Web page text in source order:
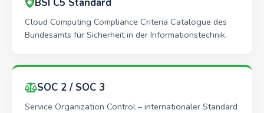
Cloud Computing Compliance Criteria Catalogue des
Bundesamts für Sicherheit in der Informationstechnik.
SOC 2 / SOC 3
Service Organization Control – internationaler Standard